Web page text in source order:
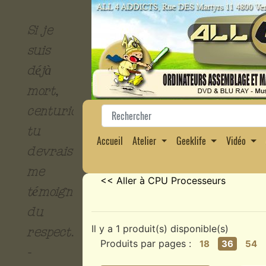
Si je
suis
déjà
mort,
centurion,
tu
devrais
me
témoigner
du
respect.
Accueil
Atelier Geeklife Vidéo
<< Aller à CPU Processeurs
Il y a 1 produit(s) disponible(s)
Produits par pages :
18 36 54